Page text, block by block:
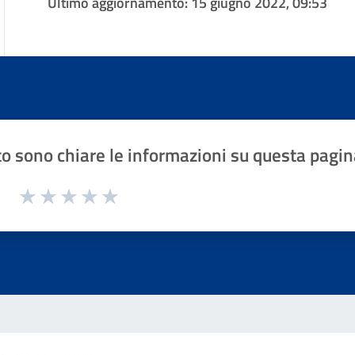
sono chiare le informazioni su questa
1 a 5 stelle la pagina